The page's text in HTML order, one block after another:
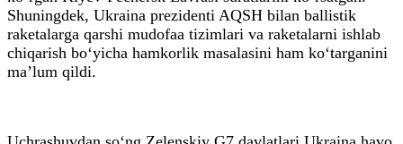
Shuningdek, Ukraina prezidenti AQSH bilan ballistik
raketalarga qarshi mudofaa tizimlari va raketalarni ishlab
chiqarish bo‘yicha hamkorlik masalasini ham ko‘targanini
ma’lum qildi.